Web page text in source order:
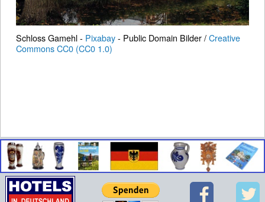
Schloss Gamehl - Pixabay- Public Domain Bilder /Creative
Commons CC0 (CC0 1.0)